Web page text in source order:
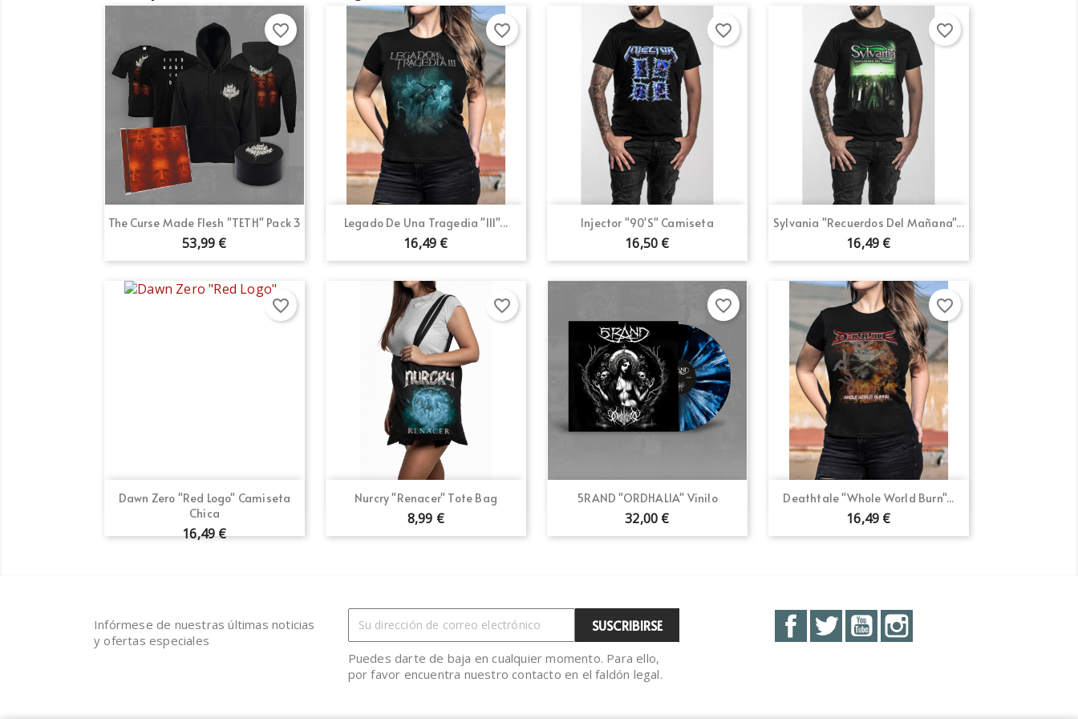
The Curse Made Flesh "TETH" Pack 3
53,99 €
Vista rápida
favorite_border
Legado De Una Tragedia "III"...
16,49 €
Vista rápida
favorite_border
Injector "90's" Camiseta
16,50 €
Vista rápida
favorite_border
Sylvania "Recuerdos Del Mañana"...
16,49 €
Vista rápida
favorite_border
Dawn Zero "Red Logo" Camiseta
Chica
16,49 €
Vista rápida
favorite_border
Nurcry "Renacer" Tote Bag
8,99 €
Vista rápida
favorite_border
5RAND "ORDHALIA" Vinilo
32,00 €
Vista rápida
favorite_border
Deathtale "Whole World Burn"...
16,49 €
Vista rápida
favorite_border
Infórmese de nuestras últimas noticias
y ofertas especiales
Puedes darte de baja en cualquier momento. Para ello,
por favor encuentra nuestro contacto en el faldón legal.
FacebookTwitterYouTube